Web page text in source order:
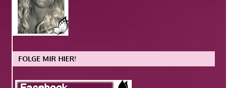
FOLGE MIR HIER!